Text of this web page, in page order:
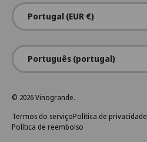
País/Região
Portugal (EUR €)
Idioma
Português (portugal)
© 2026Vinogrande.
Termos do serviçoPolítica de privacidade
Política de reembolso